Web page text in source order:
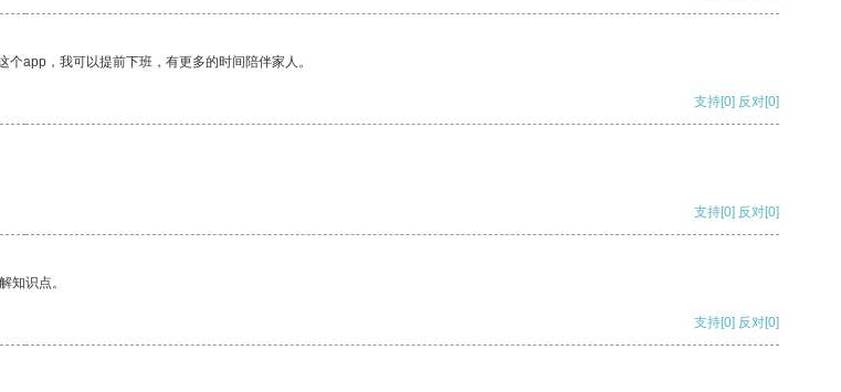
app，我可以提前下班，有更多的时间陪伴家人。
支持[0] 反对[0]
支持[0] 反对[0]
知识点。
支持[0] 反对[0]